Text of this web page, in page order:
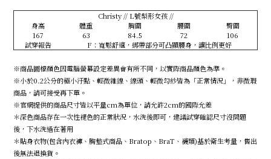
Christy // L號梨形女孩 //
身高
體重 胸圍 腰圍
臀圍
167
63 84.5 72
106
試穿報告
F：寬鬆舒適，綁帶部分可凸顯腰身，讓比例更好
※商品圖檔顏色因電腦螢幕設定差異會有所不同，以實際商品顏色為準。
※小於0.2公分的極小汙點、輕微雜線、線頭、輕微勾紗皆為「正常情況」，非微瑕
商品，請可接受再下單。
※官網提供的商品尺寸皆以平量cm為單位，請允許2cm的國際允差
＊深色商品存在一次性褪色的正常狀況，水洗後即可，建議試穿確認尺寸沒問題
後，下水洗過在著用
＊貼身衣物(包含內衣褲、胸墊式商品、Bratop、BraT、襪類)基於衛生考量，售出
後無法退換貨。